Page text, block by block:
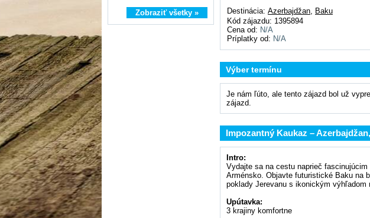
Zobraziť všetky » Destinácia: Azerbajdžan, Baku
Kód zájazdu: 1395894
Cena od: N/A
Príplatky od: N/A
Výber termínu
Je nám ľúto, ale tento zájazd bol už
zájazd.
Impozantný Kaukaz –
Intro:
Vydajte sa na cestu naprieč
Arménsko. Objavte futuristické Baku na
poklady Jerevanu s ikonickým výhľadom
Upútavka:
3 krajiny komfortne